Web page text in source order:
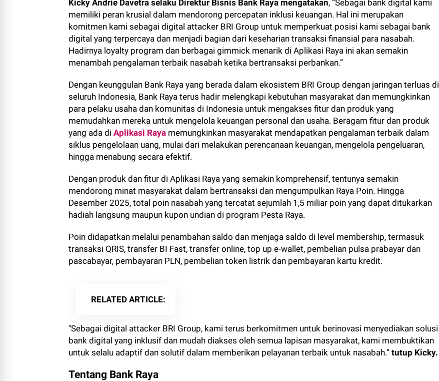
Kicky Andrie Davetra selaku Direktur Bisnis Bank Raya mengatakan, “Sebagai bank digital kami
memiliki peran krusial dalam mendorong percepatan inklusi keuangan. Hal ini merupakan
komitmen kami sebagai digital attacker BRI Group untuk memperkuat posisi kami sebagai bank
digital yang terpercaya dan menjadi bagian dari keseharian transaksi finansial para nasabah.
Hadirnya loyalty program dan berbagai gimmick menarik di Aplikasi Raya ini akan semakin
menambah pengalaman terbaik nasabah ketika bertransaksi perbankan.”
Dengan keunggulan Bank Raya yang berada dalam ekosistem BRI Group dengan jaringan terluas di
seluruh Indonesia, Bank Raya terus hadir melengkapi kebutuhan masyarakat dan memungkinkan
para pelaku usaha dan komunitas di Indonesia untuk mengakses fitur dan produk yang
memudahkan mereka untuk mengelola keuangan personal dan usaha. Beragam fitur dan produk
yang ada di Aplikasi Raya memungkinkan masyarakat mendapatkan pengalaman terbaik dalam
siklus pengelolaan uang, mulai dari melakukan perencanaan keuangan, mengelola pengeluaran,
hingga menabung secara efektif.
Dengan produk dan fitur di Aplikasi Raya yang semakin komprehensif, tentunya semakin
mendorong minat masyarakat dalam bertransaksi dan mengumpulkan Raya Poin. Hingga
Desember 2025, total poin nasabah yang tercatat sejumlah 1,5 miliar poin yang dapat ditukarkan
hadiah langsung maupun kupon undian di program Pesta Raya.
Poin didapatkan melalui penambahan saldo dan menjaga saldo di level membership, termasuk
transaksi QRIS, transfer BI Fast, transfer online, top up e-wallet, pembelian pulsa prabayar dan
pascabayar, pembayaran PLN, pembelian token listrik dan pembayaran kartu kredit.
RELATED ARTICLE
"Sebagai digital attacker BRI Group, kami terus berkomitmen untuk berinovasi menyediakan solusi
bank digital yang inklusif dan mudah diakses oleh semua lapisan masyarakat, kami membuktikan
untuk selalu adaptif dan solutif dalam memberikan pelayanan terbaik untuk nasabah.” tutup Kicky.
Tentang Bank Raya